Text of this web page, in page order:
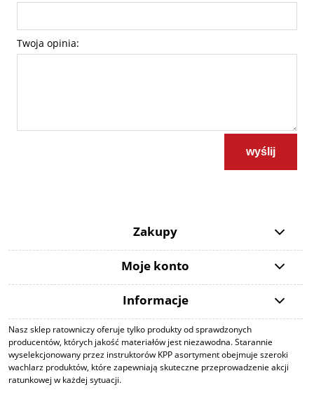
Twoja opinia:
wyślij
Zakupy
Moje konto
Informacje
Nasz sklep ratowniczy oferuje tylko produkty od sprawdzonych
producentów, których jakość materiałów jest niezawodna. Starannie
wyselekcjonowany przez instruktorów KPP asortyment obejmuje szeroki
wachlarz produktów, które zapewniają skuteczne przeprowadzenie akcji
ratunkowej w każdej sytuacji.